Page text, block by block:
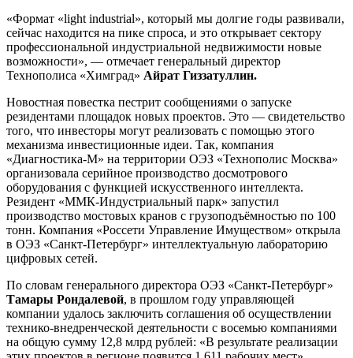
«Формат «light industrial», который мы долгие годы развивали,
сейчас находится на пике спроса, и это открывает сектору
профессиональной индустриальной недвижимости новые
возможности», — отмечает генеральный директор
Технополиса «Химград» Айрат Гиззатуллин.
Новостная повестка пестрит сообщениями о запуске
резидентами площадок новых проектов. Это — свидетельство
того, что инвесторы могут реализовать с помощью этого
механизма инвестиционные идеи. Так, компания
«Диагностика-М» на территории ОЭЗ «Технополис Москва»
организовала серийное производство досмотрового
оборудования с функцией искусственного интеллекта.
Резидент «ММК-Индустриальный парк» запустил
производство мостовых кранов с грузоподъёмностью по 100
тонн. Компания «Россети Управление Имуществом» открыла
в ОЭЗ «Санкт-Петербург» интеллектуальную лабораторию
цифровых сетей.
По словам генерального директора ОЭЗ «Санкт-Петербург»
Тамары Рондалевой, в прошлом году управляющей
компании удалось заключить соглашения об осуществлении
технико-внедренческой деятельности с восемью компаниями
на общую сумму 12,8 млрд рублей: «В результате реализации